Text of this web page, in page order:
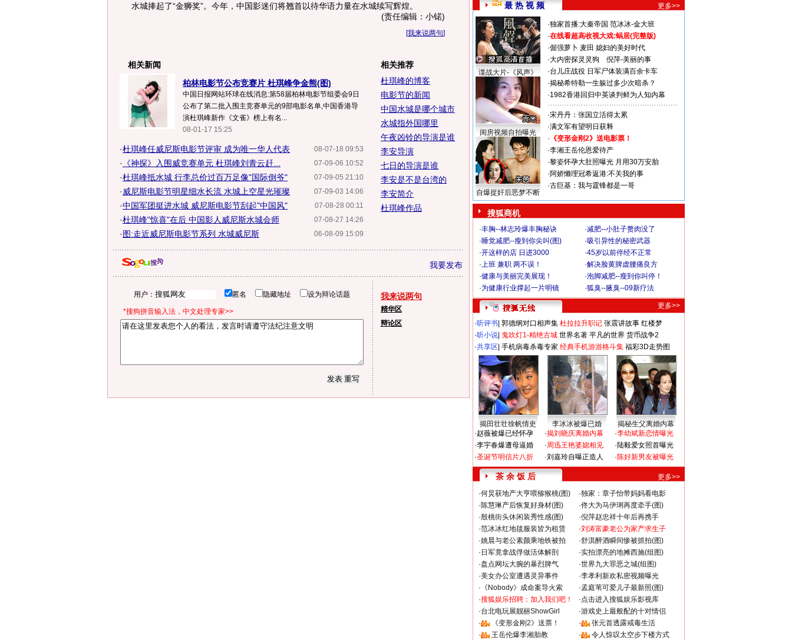
水城捧起了“金狮奖”。今年，中国影迷们将翘首以待华语力量在水城续写辉煌。
(责任编辑：小锘)
[我来说两句]
相关新闻
柏林电影节公布竞赛片 杜琪峰争金熊(图)
中国日报网站环球在线消息:第58届柏林电影节组委会9日
公布了第二批入围主竞赛单元的9部电影名单,中国香港导
演杜琪峰新作《文雀》榜上有名...
08-01-17 15:25
08-07-18 09:53
·杜琪峰任威尼斯电影节评审 成为唯一华人代表
07-09-06 10:52
· 《神探》入围威竞赛单元 杜琪峰刘青云赶...
07-09-05 21:10
·杜琪峰抵水城 行李总价过百万足像"国际倒爷"
07-09-03 14:06
· 威尼斯电影节明星细水长流 水城上空星光璀璨
07-08-28 00:11
·中国军团挺进水城 威尼斯电影节刮起"中国风"
07-08-27 14:26
·杜琪峰"惊喜"在后 中国影人威尼斯水城会师
06-08-09 15:09
·图:走近威尼斯电影节系列 水城威尼斯
相关推荐
杜琪峰的博客
电影节的新闻
中国水城是哪个城市
水城指外国哪里
午夜凶铃的导演是谁
李安导演
七日的导演是谁
李安是不是台湾的
李安简介
杜琪峰作品
我要发布
用户： 匿名 隐藏地址 设为辩论话题
*搜狗拼音输入法，中文处理专家>>
我来说两句
精华区
辩论区
最 热 视 频 更多>>
谍战大片-《风声》
闺房视频自拍曝光
自爆捉奸后恶梦不断
·独家首播:大秦帝国 范冰冰-金大班
·在线看超高收视大戏:蜗居(完整版)
·倔强萝卜 麦田 媳妇的美好时代
·大内密探灵灵狗
倪萍-美丽的事
·台儿庄战役 日军尸体装满百余卡车
·揭秘希特勒一生躲过多少次暗杀？
·1982香港回归中英谈判鲜为人知内幕
·宋丹丹：张国立活得太累
·满文军有望明日获释
· 《变形金刚2》送电影票！
·李湘王岳伦恩爱待产
·黎姿怀孕大肚照曝光 月用30万安胎
·阿娇懒理冠希返港:不关我的事
·古巨基：我与霆锋都是一哥
搜狐商机
·丰胸--林志玲爆丰胸秘诀 ·减肥--小肚子赘肉没了
·睡觉减肥--瘦到你尖叫(图) ·吸引异性的秘密武器
·开这样的店 日进3000 ·45岁以前停经不正常
·上班 兼职 两不误！ ·解决脸黄脾虚腰痛良方
·健康与美丽完美展现！ ·泡脚减肥--瘦到你叫停！
·为健康行业撑起一片明镜 ·狐臭--腋臭--09新疗法
更多>>
·听评书 郭德纲对口相声集 杜拉拉升职记 张震讲故事 红楼梦
·听小说 鬼吹灯1-精绝古城 世界名著 平凡的世界 货币战争2
·共享区 手机病毒杀毒专家 经典手机游游格斗集 福彩3D走势图
揭田壮壮徐帆情史 李冰冰被爆已婚
揭秘生父离婚内幕
·赵薇被爆已经怀孕
·李宇春爆遭母逼婚
·圣诞节明信片八折
·揭刘晓庆离婚内幕
·周迅王艳婆媳相见
·刘嘉玲自曝正造人
·李幼斌新恋情曝光
·陆毅爱女照首曝光
·陈好新男友被曝光
茶 余 饭 后
更多>>
·何炅获地产大亨喂猕猴桃(图) ·独家：章子怡带妈妈看电影
·陈慧琳产后恢复好身材(图) ·佟大为马伊琍再度牵手(图)
·殷桃街头休闲装秀性感(图) ·倪萍赵忠祥十年后再携手
·范冰冰红地毯服装皆为租赁 ·刘涛富豪老公为家产求生子
·姚晨与老公素颜乘地铁被拍 ·舒淇醉酒瞬间惨被抓拍(图)
· 日军竟拿战俘做活体解剖 ·实拍漂亮的地摊西施(组图)
·盘点网坛大腕的暴烈脾气 ·世界九大罪恶之城(组图)
·美女办公室遭遇灵异事件 ·李孝利新欢私密视频曝光
· 《Nobody》成命案导火索 ·孟庭苇可爱儿子最新照(图)
·搜狐娱乐招聘：加入我们吧！ ·点击进入搜狐娱乐影视库
·台北电玩展靓丽ShowGirl ·游戏史上最般配的十对情侣
·
《变形金刚2》送票！ ·
张元首透露戒毒生活
·
王岳伦爆李湘胎教 · 令人惊叹太空步下楼方式